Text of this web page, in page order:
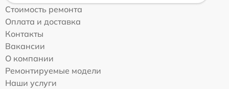
Стоимость ремонта
Оплата и доставка
Контакты
Вакансии
О компании
Ремонтируемые модели
Наши услуги